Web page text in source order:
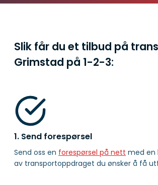
Slik får du et tilbud på
Grimstad på 1-2-3:
1. Send forespørsel
Send oss en forespørsel på nett med en
av transportoppdraget du ønsker å få